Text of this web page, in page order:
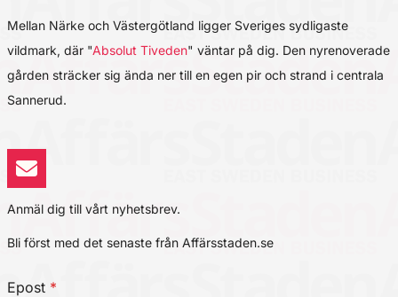
Mellan Närke och Västergötland ligger Sveriges sydligaste
vildmark, där "Absolut Tiveden" väntar på dig. Den nyrenoverade
gården sträcker sig ända ner till en egen pir och strand i centrala
Sannerud.
Anmäl dig till vårt nyhetsbrev.
Bli först med det senaste från Affärsstaden.se
Epost *